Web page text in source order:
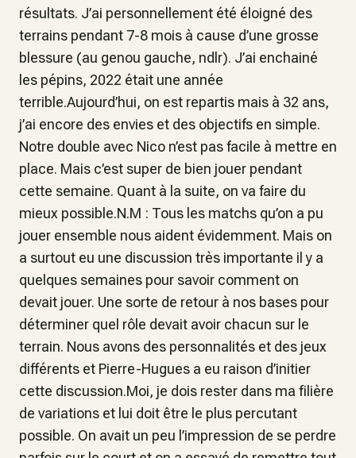
résultats. J’ai personnellement été éloigné des
terrains pendant 7-8 mois à cause d’une grosse
blessure (au genou gauche, ndlr). J’ai enchainé
les pépins, 2022 était une année
terrible.Aujourd’hui, on est repartis mais à 32 ans,
j’ai encore des envies et des objectifs en simple.
Notre double avec Nico n’est pas facile à mettre en
place. Mais c’est super de bien jouer pendant
cette semaine. Quant à la suite, on va faire du
mieux possible.N.M : Tous les matchs qu’on a pu
jouer ensemble nous aident évidemment. Mais on
a surtout eu une discussion très importante il y a
quelques semaines pour savoir comment on
devait jouer. Une sorte de retour à nos bases pour
déterminer quel rôle devait avoir chacun sur le
terrain. Nous avons des personnalités et des jeux
différents et Pierre-Hugues a eu raison d’initier
cette discussion.Moi, je dois rester dans ma filière
de variations et lui doit être le plus percutant
possible. On avait un peu l’impression de se perdre